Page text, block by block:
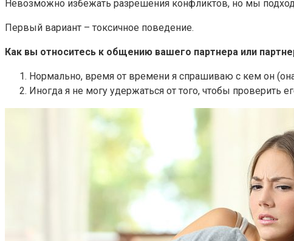
Невозможно избежать разрешения конфликтов, но мы
Первый вариант – токсичное поведение.
Как вы относитесь к общению вашего партнера или
Нормально, время от времени я спрашиваю с кем он
Иногда я не могу удержаться от того, чтобы проверить